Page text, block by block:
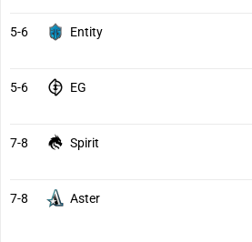
5-6 Entity
5-6 EG
7-8 Spirit
7-8 Aster